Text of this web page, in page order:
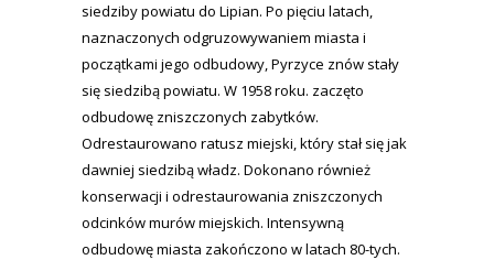
siedziby powiatu do Lipian. Po pięciu latach,
naznaczonych odgruzowywaniem miasta i
początkami jego odbudowy, Pyrzyce znów stały
się siedzibą powiatu. W 1958 roku. zaczęto
odbudowę zniszczonych zabytków.
Odrestaurowano ratusz miejski, który stał się jak
dawniej siedzibą władz. Dokonano również
konserwacji i odrestaurowania zniszczonych
odcinków murów miejskich. Intensywną
odbudowę miasta zakończono w latach 80-tych.